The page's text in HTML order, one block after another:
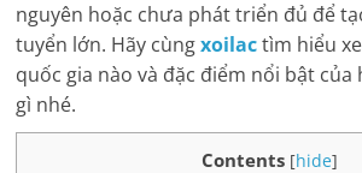
nguyên hoặc chưa phát triển đủ để
tuyển lớn. Hãy cùngxoilactìm hiểu
quốc gia nào và đặc điểm nổi bật của
gì nhé.
Contents [hide]